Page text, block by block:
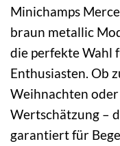
Minichamps
braun metallic
die perfekte Wahl
Enthusiasten. Ob
Weihnachten
Wertschätzung –
garantiert für